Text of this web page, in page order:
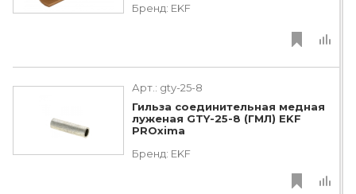
Бренд: EKF
Арт.: gty-25-8
Гильза соединительная медная
луженая GTY-25-8 (ГМЛ) EKF
PROxima
Бренд: EKF